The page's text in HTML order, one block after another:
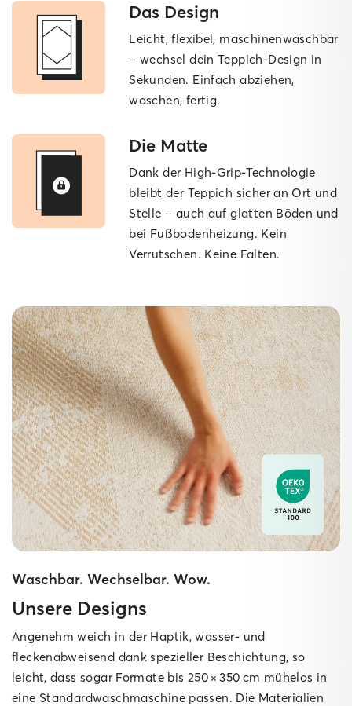
Das Design
Leicht, flexibel, maschinen­waschbar
– wechsel dein Teppich-Design in
Sekunden. Einfach abziehen,
waschen, fertig.
Die Matte
Dank der High-Grip-Technologie
bleibt der Teppich sicher an Ort und
Stelle – auch auf glatten Böden und
bei Fußbodenheizung. Kein
Verrutschen. Keine Falten.
Waschbar. Wechselbar. Wow.
Unsere Designs
Angenehm weich in der Haptik, wasser‑ und
fleckenabweisend dank spezieller Beschichtung, so
leicht, dass sogar Formate bis 250 × 350 cm mühelos in
eine Standard­waschmaschine passen. Die Materialien